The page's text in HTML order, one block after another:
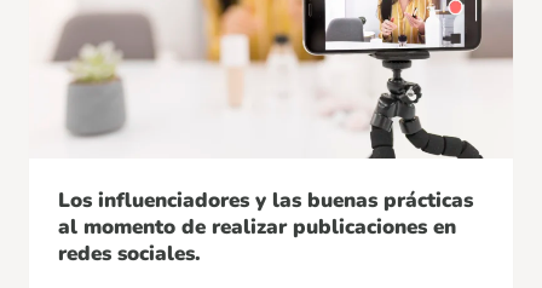
Los influenciadores y las buenas prácticas
al momento de realizar publicaciones en
redes sociales.